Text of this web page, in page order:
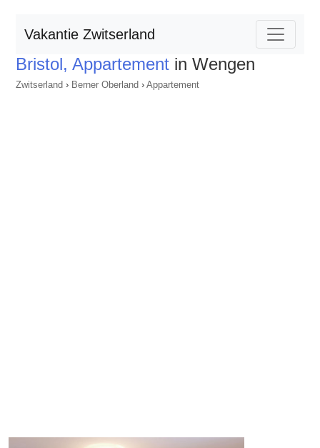
Vakantie Zwitserland
Bristol, Appartement in Wengen
Zwitserland › Berner Oberland › Appartement